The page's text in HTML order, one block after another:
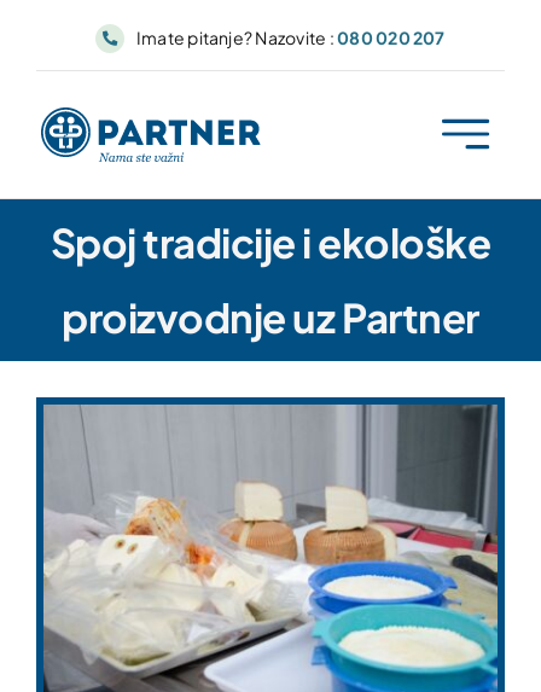
Imate pitanje? Nazovite :080 020 207
Spoj tradicije i ekološke
proizvodnje uz Partner